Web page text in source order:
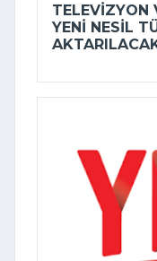
TELEVIZYON
YENI NESIL